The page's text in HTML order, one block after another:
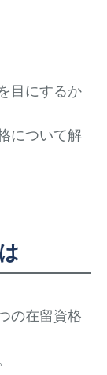
目にするか
について解
の在留資格